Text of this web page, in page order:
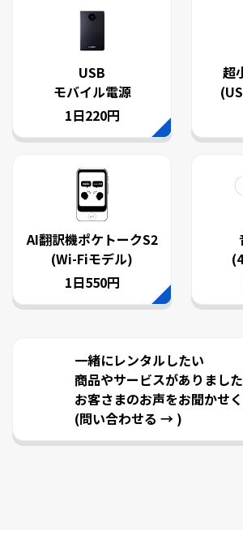
USB
モバイル電源
1日220円
超
AI翻訳機ポケトークS2
(Wi-Fiモデル)
1日550円
一緒にレンタルしたい
商品やサービスがありまし
お客さまのお声をお聞かせく
(問い合わせる → )